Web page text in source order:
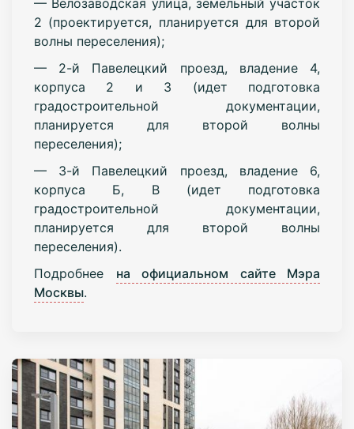
2 (проектируется, планируется для второй
волны переселения);
— 2-й Павелецкий проезд, владение 4,
корпуса 2 и 3 (идет подготовка
градостроительной документации,
планируется для второй волны
переселения);
— 3-й Павелецкий проезд, владение 6,
корпуса Б, В (идет подготовка
градостроительной документации,
планируется для второй волны
переселения).
Подробнее на официальном сайте Мэра
Москвы.